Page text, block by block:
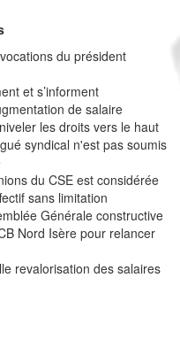
du président
et s’informent
de salaire
les droits vers le haut
syndical n'est pas soumis
du CSE est considérée
sans limitation
Générale constructive
Nord Isère pour relancer
revalorisation des salaires